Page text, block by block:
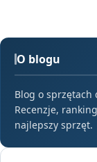
O blogu
Blog o sprzętach
Recenzje,
najlepszy sprzęt.